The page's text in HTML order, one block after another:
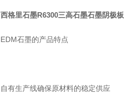
西格里石墨R6300三高石墨石墨阴极板
EDM石墨的产品特点
自有生产线确保原材料的稳定供应